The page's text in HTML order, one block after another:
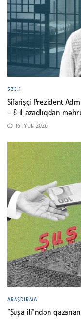
535.1
Sifarişçi Prezident
– 8 il azadlıqdan
16 İYUN 2026
ARAŞDIRMA
“Şuşa ili”ndən